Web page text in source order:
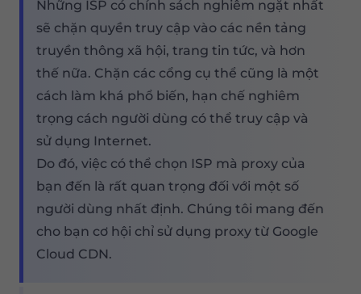
Những ISP có chính sách nghiêm ngặt nhất
sẽ chặn quyền truy cập vào các nền tảng
truyền thông xã hội, trang tin tức, và hơn
thế nữa. Chặn các cổng cụ thể cũng là một
cách làm khá phổ biến, hạn chế nghiêm
trọng cách người dùng có thể truy cập và
sử dụng Internet.
Do đó, việc có thể chọn ISP mà proxy của
bạn đến là rất quan trọng đối với một số
người dùng nhất định. Chúng tôi mang đến
cho bạn cơ hội chỉ sử dụng proxy từ Google
Cloud CDN.